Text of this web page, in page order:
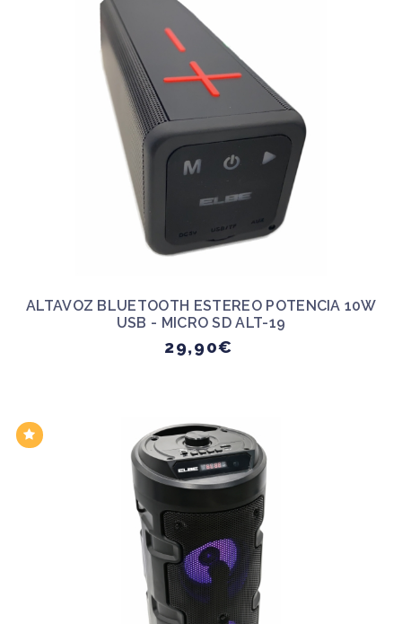
ALTAVOZ BLUETOOTH ESTEREO POTENCIA 10W
USB - MICRO SD ALT-19
29,90€